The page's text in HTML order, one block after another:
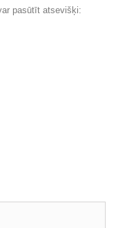
pasūtīt atsevišķi: